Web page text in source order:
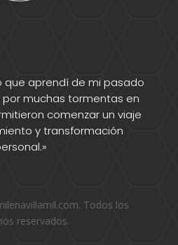
que aprendí de mi pasado
muchas tormentas en
comenzar un viaje
y transformación
Todos los
reservados.